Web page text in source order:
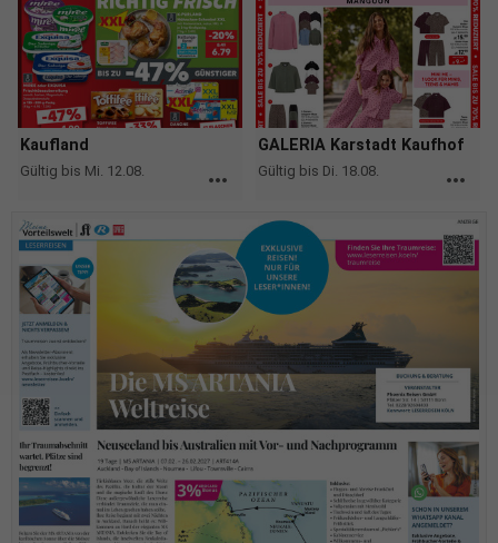
Kaufland
Gültig bis Mi. 12.08. more_horiz
GALERIA Karstadt Kaufhof
Gültig bis Di. 18.08. more_horiz